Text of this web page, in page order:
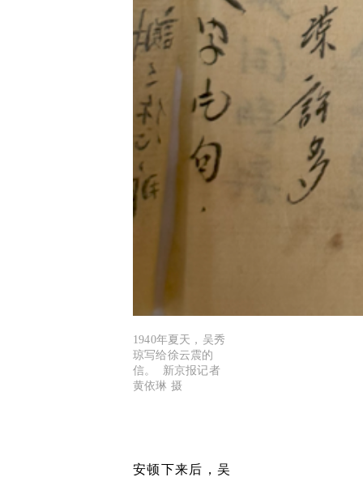
1940年夏天，吴秀
琼写给徐云震的
信。 新京报记者
黄依琳 摄
安顿下来后，吴